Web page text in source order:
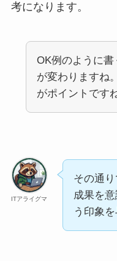
考になります。
OK例のように
が変わりますね
がポイントですね
ITアライグマ
その通
成果を
う印象を